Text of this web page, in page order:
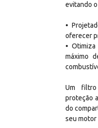
evitando
•
oferecer
•
máximo
Um
proteção
do
seu motor